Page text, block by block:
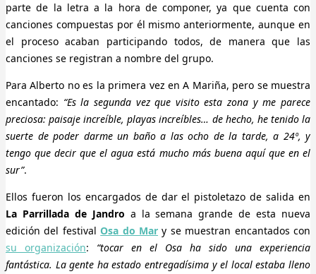
parte de la letra a la hora de componer, ya que cuenta con
canciones compuestas por él mismo anteriormente, aunque en
el proceso acaban participando todos, de manera que las
canciones se registran a nombre del grupo.
Para Alberto no es la primera vez en A Mariña, pero se muestra
encantado: “Es la segunda vez que visito esta zona y me parece
preciosa: paisaje increíble, playas increíbles… de hecho, he tenido la
suerte de poder darme un baño a las ocho de la tarde, a 24º, y
tengo que decir que el agua está mucho más buena aquí que en el
sur”.
Ellos fueron los encargados de dar el pistoletazo de salida en
La Parrillada de Jandro a la semana grande de esta nueva
edición del festivalOsa do Mar y se muestran encantados con
su organización: “tocar en el Osa ha sido una experiencia
fantástica. La gente ha estado entregadísima y el local estaba lleno